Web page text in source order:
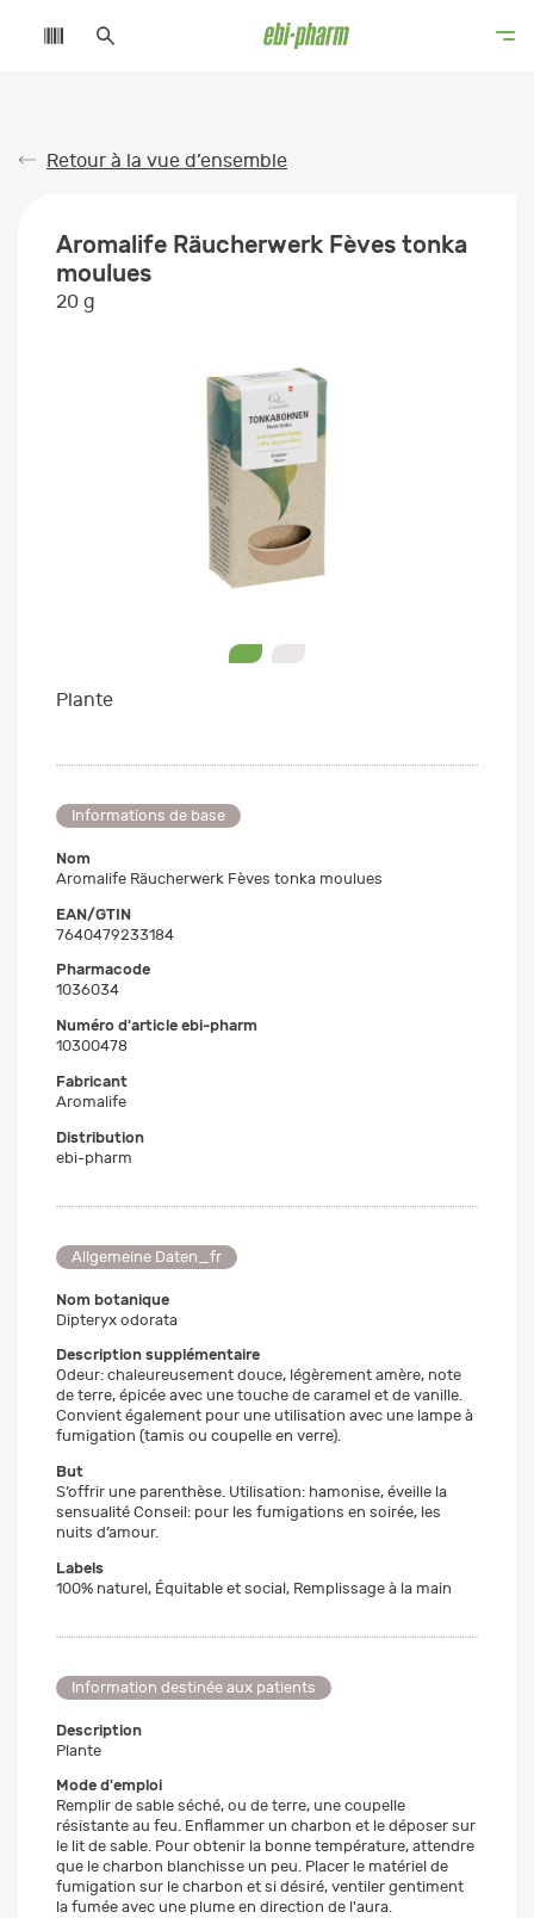
Retour à la vue d’ensemble
Aromalife Räucherwerk Fèves tonka
moulues
20 g
Plante
Informations de base
Nom
Aromalife Räucherwerk Fèves tonka moulues
EAN/GTIN
7640479233184
Pharmacode
1036034
Numéro d'article ebi-pharm
10300478
Fabricant
Aromalife
Distribution
ebi-pharm
Allgemeine Daten_fr
Nom botanique
Dipteryx odorata
Description supplémentaire
Odeur: chaleureusement douce, légèrement amère, note
de terre, épicée avec une touche de caramel et de vanille.
Convient également pour une utilisation avec une lampe à
fumigation (tamis ou coupelle en verre).
But
S’offrir une parenthèse. Utilisation: hamonise, éveille la
sensualité Conseil: pour les fumigations en soirée, les
nuits d’amour.
Labels
100% naturel, Équitable et social, Remplissage à la main
Information destinée aux patients
Description
Plante
Mode d'emploi
Remplir de sable séché, ou de terre, une coupelle
résistante au feu. Enflammer un charbon et le déposer sur
le lit de sable. Pour obtenir la bonne température, attendre
que le charbon blanchisse un peu. Placer le matériel de
fumigation sur le charbon et si désiré, ventiler gentiment
la fumée avec une plume en direction de l'aura.